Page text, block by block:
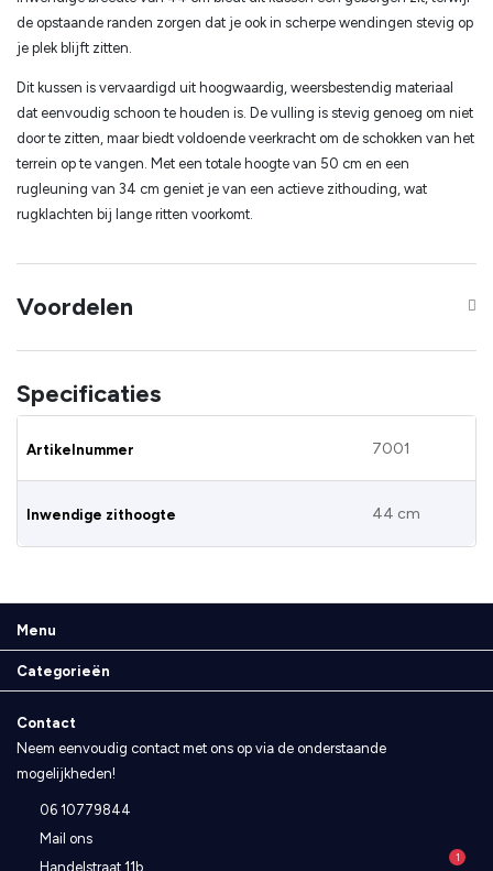
de opstaande randen zorgen dat je ook in scherpe wendingen stevig op
je plek blijft zitten.
Dit kussen is vervaardigd uit hoogwaardig, weersbestendig materiaal
dat eenvoudig schoon te houden is. De vulling is stevig genoeg om niet
door te zitten, maar biedt voldoende veerkracht om de schokken van het
terrein op te vangen. Met een totale hoogte van 50 cm en een
rugleuning van 34 cm geniet je van een actieve zithouding, wat
rugklachten bij lange ritten voorkomt.
Voordelen
Specificaties
Artikelnummer 7001
Inwendige zithoogte 44 cm
1
Menu
Categorieën
Contact
Neem eenvoudig contact met ons op via de onderstaande
mogelijkheden!
06 10779844
Mail ons
Handelstraat 11b